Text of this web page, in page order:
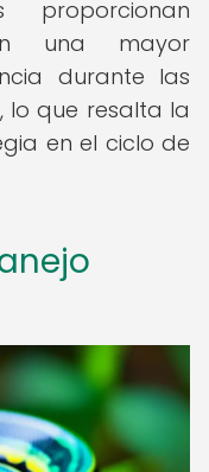
proporcionan
una mayor
durante las
lo que resalta la
en el ciclo de